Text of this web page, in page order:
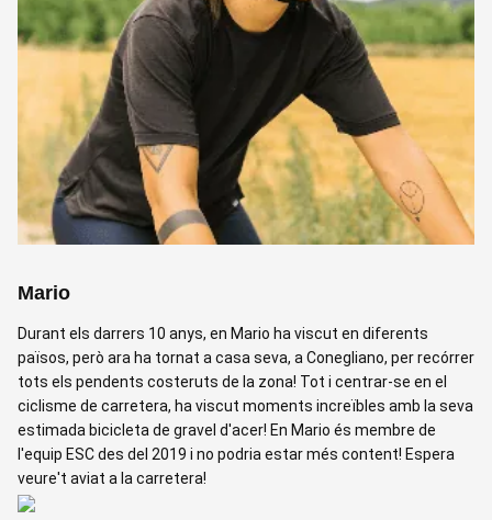
Laura
La Laura és guia, entrenadora de ciclisme professional i ciclista
de resistència que ha completat algunes de les proves de gravel
d'ultradistància més genials (que li van encantar!). A la Laura li
encanta guiar, ja que li agrada molt animar la gent a anar en
bicicleta i descobrir nous llocs, fer realitat les seves aventures
ciclistes i compartir moments inoblidables juntes.
Mario
Durant els darrers 10 anys, en Mario ha viscut en diferents
països, però ara ha tornat a casa seva, a Conegliano, per recórrer
tots els pendents costeruts de la zona! Tot i centrar-se en el
ciclisme de carretera, ha viscut moments increïbles amb la seva
estimada bicicleta de gravel d'acer! En Mario és membre de
l'equip ESC des del 2019 i no podria estar més content! Espera
veure't aviat a la carretera!